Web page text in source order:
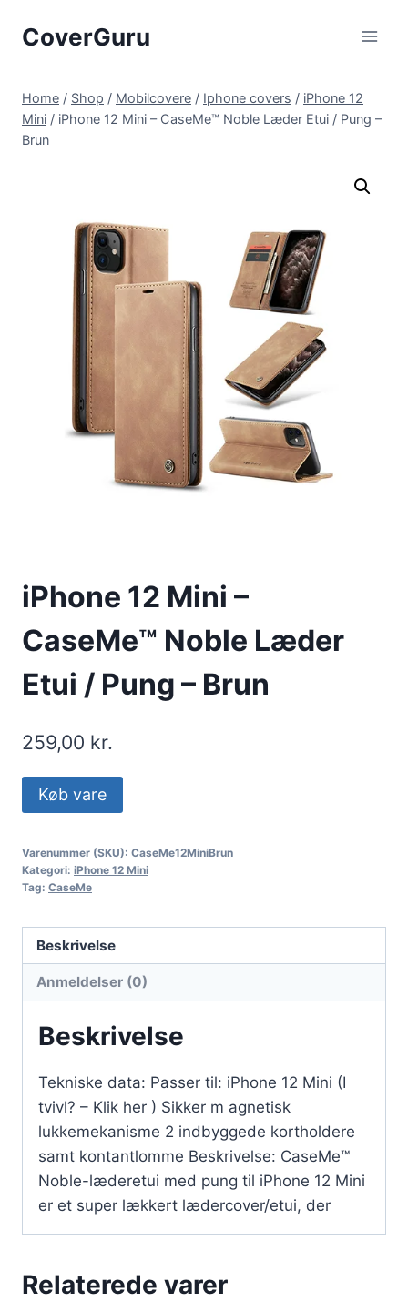
CoverGuru
Home / Shop / Mobilcovere / Iphone covers / iPhone 12
Mini / iPhone 12 Mini – CaseMe™ Noble Læder Etui / Pung –
Brun
iPhone 12 Mini –
CaseMe™ Noble Læder
Etui / Pung – Brun
259,00 kr.
Køb vare
Varenummer (SKU): CaseMe12MiniBrun
Kategori: iPhone 12 Mini
Tag: CaseMe
Beskrivelse
Anmeldelser (0)
Beskrivelse
Tekniske data: Passer til: iPhone 12 Mini (I
tvivl? – Klik her ) Sikker m agnetisk
lukkemekanisme 2 indbyggede kortholdere
samt kontantlomme Beskrivelse: CaseMe™
Noble-læderetui med pung til iPhone 12 Mini
er et super lækkert lædercover/etui, der
Relaterede varer